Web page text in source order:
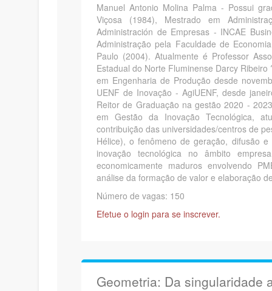
Manuel Antonio Molina Palma - Possui
Viçosa (1984), Mestrado em
Administración de Empresas - INCAE
Administração pela Faculdade de
Paulo (2004). Atualmente é Professor
Estadual do Norte Fluminense Darcy
em Engenharia de Produção desde
UENF de Inovação - AgiUENF, desde
Reitor de Graduação na gestão 2020 -
em Gestão da Inovação Tecnológica,
contribuição das universidades/centros de
Hélice), o fenômeno de geração, difusão
inovação tecnológica no âmbito
economicamente maduros envolvendo
análise da formação de valor e elaboração
Número de vagas: 150
Efetue o login para se inscrever.
Geometria: Da singularidade